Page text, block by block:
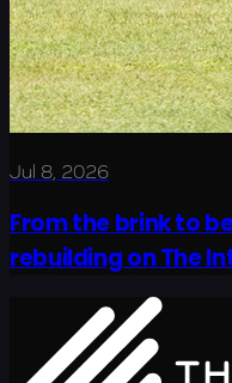
Jul 8, 2026
From the brink to
rebuilding on The